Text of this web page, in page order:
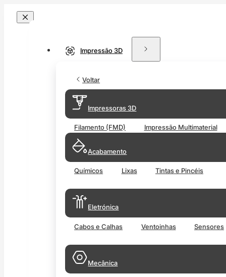
Impressão 3D
Voltar
Impressoras 3D
Filamento (FMD) Impressão Multimaterial
Acabamento
Químicos Lixas Tintas e Pincéis
Eletrónica
Cabos e Calhas Ventoinhas Sensores
Mecânica